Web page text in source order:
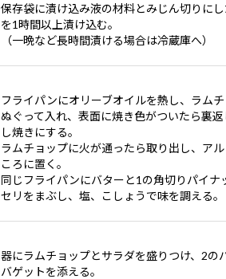
保存袋に漬け込み液の材料とみじん切りに
を1時間以上漬け込む。
（一晩など長時間漬ける場合は冷蔵庫へ）
フライパンにオリーブオイルを熱し、ラム
ぬぐって入れ、表面に焼き色がついたら裏
し焼きにする。
ラムチョップに火が通ったら取り出し、ア
ころに置く。
同じフライパンにバターと1の角切りパイナ
セリをまぶし、塩、こしょうで味を調える。
器にラムチョップとサラダを盛りつけ、2の
バゲットを添える。